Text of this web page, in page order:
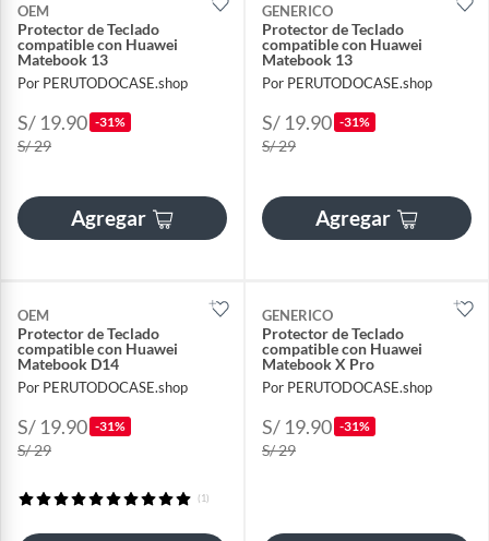
OEM
Protector de Teclado
compatible con Huawei
Matebook 13
Por PERUTODOCASE.shop
S/ 19.90 -31%
S/ 29
Agregar
GENERICO
Protector de Teclado
compatible con Huawei
Matebook 13
Por PERUTODOCASE.shop
S/ 19.90 -31%
S/ 29
Agregar
OEM
Protector de Teclado
compatible con Huawei
Matebook D14
Por PERUTODOCASE.shop
S/ 19.90 -31%
S/ 29
(1)
GENERICO
Protector de Teclado
compatible con Huawei
Matebook X Pro
Por PERUTODOCASE.shop
S/ 19.90 -31%
S/ 29